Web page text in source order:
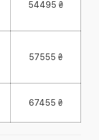
54495 ₴
57555 ₴
67455 ₴